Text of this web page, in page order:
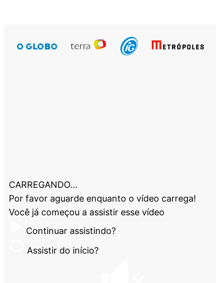
CARREGANDO...
Por favor aguarde enquanto o vídeo carrega!
Você já começou a assistir esse vídeo
Continuar assistindo?
Assistir do início?